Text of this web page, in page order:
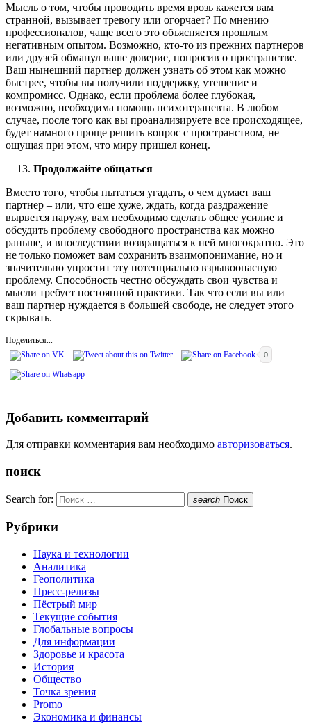
Мысль о том, чтобы проводить время врозь кажется вам
странной, вызывает тревогу или огорчает? По мнению
профессионалов, чаще всего это объясняется прошлым
негативным опытом. Возможно, кто-то из прежних партнеров
или друзей обманул ваше доверие, попросив о пространстве.
Ваш нынешний партнер должен узнать об этом как можно
быстрее, чтобы вы получили поддержку, утешение и
компромисс. Однако, если проблема более глубокая,
возможно, необходима помощь психотерапевта. В любом
случае, после того как вы проанализируете все происходящее,
будет намного проще решить вопрос с пространством, не
ощущая при этом, что миру пришел конец.
Продолжайте общаться
Вместо того, чтобы пытаться угадать, о чем думает ваш
партнер – или, что еще хуже, ждать, когда раздражение
вырвется наружу, вам необходимо сделать общее усилие и
обсудить проблему свободного пространства как можно
раньше, и впоследствии возвращаться к ней многократно. Это
не только поможет вам сохранить взаимопонимание, но и
значительно упростит эту потенциально взрывоопасную
проблему. Способность честно обсуждать свои чувства и
мысли требует постоянной практики. Так что если вы или
ваш партнер нуждается в большей свободе, не следует этого
скрывать.
Поделиться...
0
Добавить комментарий
Для отправки комментария вам необходимо авторизоваться.
поиск
Search for: search Поиск
Рубрики
Наука и технологии
Аналитика
Геополитика
Пресс-релизы
Пёстрый мир
Текущие события
Глобальные вопросы
Для информации
Здоровье и красота
История
Общество
Точка зрения
Promo
Экономика и финансы